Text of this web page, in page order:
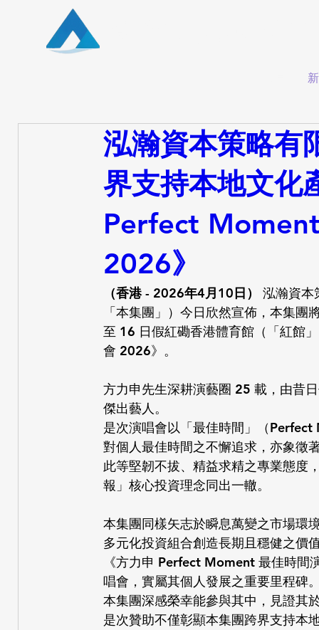
泓瀚資本策略有
界支持本地文化
Perfect
2026》
（香港 - 2026年4月10日）
泓瀚資本
「本集團」）今日欣然宣佈，本集
至 16 日假紅磡香港體育館（「紅館
會 2026》。
方力申先生深耕演藝圈 25 載，由昔
傑出藝人。
是次演唱會以「最佳時間」（
對個人最佳時間之不懈追求，亦象徵
此等堅韌不拔、精益求精之專業態度
報」核心投資理念同出一轍。
本集團同樣矢志於瞬息萬變之市場環
多元化投資組合創造長期且穩健之價
《方力申 Perfect Moment 最佳時間
唱會，實屬其個人發展之重要里程碑
本集團深感榮幸能參與其中，見證其
是次贊助不僅彰顯本集團跨界支持本